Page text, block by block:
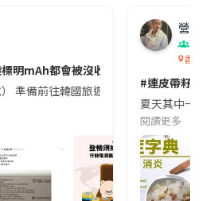
明mAh都會被沒收😱出發前切記檢查
） 準備前往韓國旅遊的民眾，近期要
營養
香港
#連皮帶籽
夏天其中一
閱讀更多